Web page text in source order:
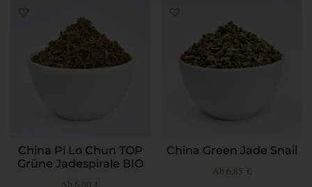
China Pi Lo Chun TOP
Grüne Jadespirale BIO
Ab 6,00 €
China Green Jade Snail
Ab 6,85 €